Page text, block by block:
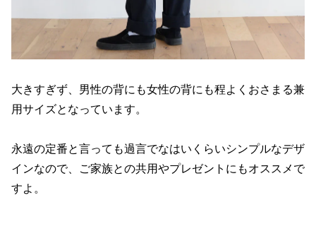
大きすぎず、男性の背にも女性の背にも程よくおさまる兼
用サイズとなっています。
永遠の定番と言っても過言でなはいくらいシンプルなデザ
インなので、ご家族との共用やプレゼントにもオススメで
すよ。